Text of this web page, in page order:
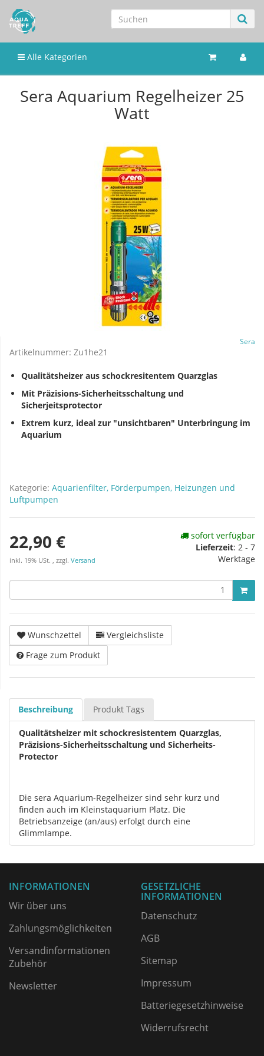
Alle Kategorien
Sera Aquarium Regelheizer 25
Watt
Sera
Artikelnummer: Zu1he21
Qualitätsheizer aus schockresitentem Quarzglas
Mit Präzisions-Sicherheitsschaltung und
Sicherjeitsprotector
Extrem kurz, ideal zur "unsichtbaren" Unterbringung im
Aquarium
Kategorie: Aquarienfilter, Förderpumpen, Heizungen und
Luftpumpen
22,90 €
inkl. 19% USt. , zzgl. Versand
sofort verfügbar
Lieferzeit: 2 - 7
Werktage
Wunschzettel
Vergleichsliste
Frage zum Produkt
Beschreibung Produkt Tags
Qualitätsheizer mit schockresistentem Quarzglas,
Präzisions-Sicherheitsschaltung und Sicherheits-
Protector
Die sera Aquarium-Regelheizer sind sehr kurz und
finden auch im Kleinstaquarium Platz. Die
Betriebsanzeige (an/aus) erfolgt durch eine
Glimmlampe.
INFORMATIONEN
Wir über uns
Zahlungsmöglichkeiten
Versandinformationen
Zubehör
Newsletter
GESETZLICHE
INFORMATIONEN
Datenschutz
AGB
Sitemap
Impressum
Batteriegesetzhinweise
Widerrufsrecht